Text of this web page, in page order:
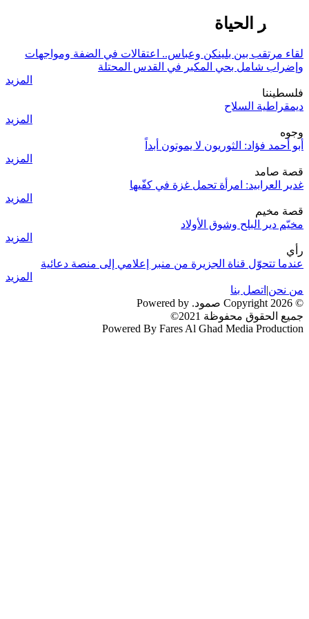
مظاهر الحياة
لقاء مرتقب بين بلينكن وعباس.. اعتقالات في الضفة ومواجهات
وإضراب شامل بحي المكبر في القدس المحتلة
المزيد
فلسطيننا
ديمقراطية السلاح
المزيد
وجوه
أبو أحمد فؤاد: الثوريون لا يموتون أبداً
المزيد
قصة صامد
غدير العرابيد: امرأة تحمل غزة في كفّيها
المزيد
قصة مخيم
مخيّم دير البلح وشوق الأولاد
المزيد
رأي
عندما تتحوّل قناة الجزيرة من منبر إعلامي إلى منصة دعائية
المزيد
من نحن| اتصل بنا
© 2026 Copyright صمود. Powered by
جميع الحقوق محفوظة 2021©
Powered By Fares Al Ghad Media Production